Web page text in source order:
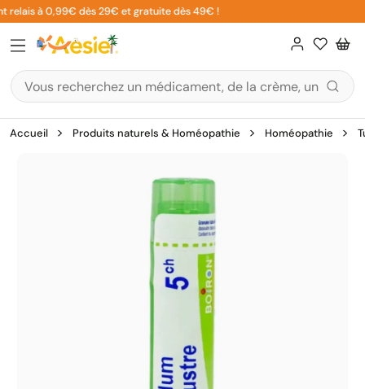
Aller
au
contenu
à 0,99€ dès 29€ et gratuite dès 49€ !
Accueil Produits naturels & Homéopathie Homéopathie